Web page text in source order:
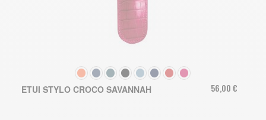
COULEUR
ETUI STYLO CROCO SAVANNAH 56,00 €